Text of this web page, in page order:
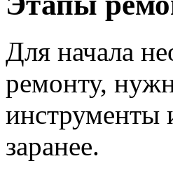
Для начала
ремонту,
инструменты
заранее.